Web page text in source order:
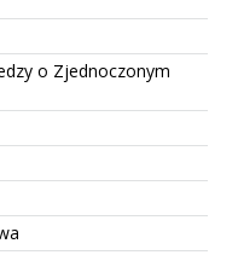
o Zjednoczonym